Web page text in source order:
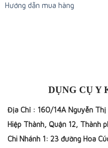
Hướng dẫn mua hàng
DỤNG CỤ Y
Địa Chỉ : 160/14A Nguyễn
Hiệp Thành, Quận 12, Thành
Chi Nhánh 1: 23 đường Hoa